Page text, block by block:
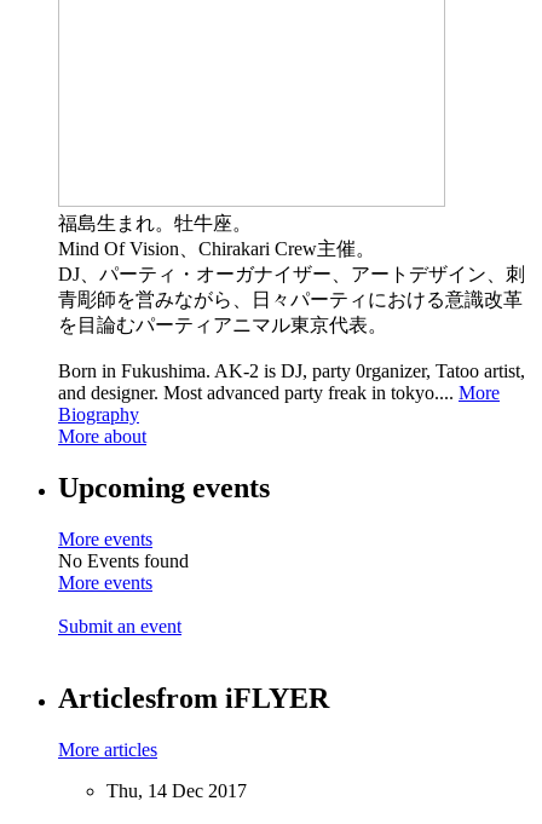
福島生まれ。牡牛座。
Mind Of Vision、Chirakari Crew主催。
DJ、パーティ・オーガナイザー、アートデザイン、刺
青彫師を営みながら、日々パーティにおける意識改革
を目論むパーティアニマル東京代表。
Born in Fukushima. AK-2 is DJ, party 0rganizer, Tatoo artist,
and designer. Most advanced party freak in tokyo.... More
Biography
More about
Upcoming events
More events
No Events found
More events
Submit an event
Articlesfrom iFLYER
More articles
Thu, 14 Dec 2017